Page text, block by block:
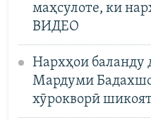
маҳсулоте, ки
ВИДЕО
Нархҳои баланду
Мардуми
хӯрокворӣ